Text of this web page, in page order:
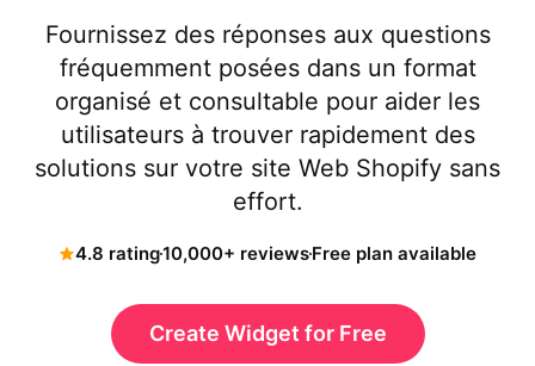
Fournissez des réponses aux questions
fréquemment posées dans un format
organisé et consultable pour aider les
utilisateurs à trouver rapidement des
solutions sur votre site Web Shopify sans
effort.
4.8 rating10,000+ reviewsFree plan available
Create Widget for Free